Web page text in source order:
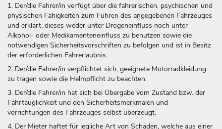
1. Der/die Fahrer/in verfügt über die fahrerischen, psychischen und
physischen Fähigkeiten zum Führen des angegebenen Fahrzeuges
und erklärt, dieses weder unter Drogeneinfluss noch unter
Alkohol- oder Medikamenteneinfluss zu benutzen sowie die
notwendigen Sicherheitsvorschriften zu befolgen und ist in Besitz
der erforderlichen Fahrerlaubnis.
2. Der/die Fahrer/in verpflichtet sich, geeignete Motorradkleidung
zu tragen sowie die Helmpflicht zu beachten.
3. Der/die Fahrer/in hat sich bei Übergabe vom Zustand bzw. der
Fahrtauglichkeit und den Sicherheitsmerkmalen und -
vorrichtungen des Fahrzeuges selbst überzeugt.
4. Der Mieter haftet für jegliche Art von Schäden, welche aus einer